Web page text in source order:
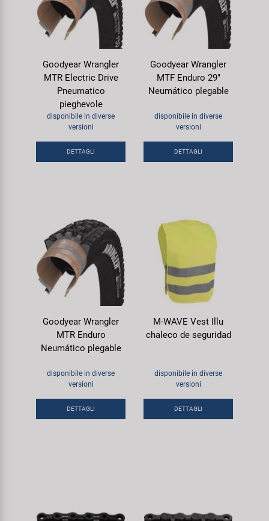
Goodyear Wrangler
MTR Electric Drive
Pneumatico
pieghevole
disponibile in diverse
versioni
DETTAGLI
Goodyear Wrangler
MTF Enduro 29"
Neumático plegable
disponibile in diverse
versioni
DETTAGLI
Goodyear Wrangler
MTR Enduro
Neumático plegable
disponibile in diverse
versioni
DETTAGLI
M-WAVE Vest Illu
chaleco de seguridad
disponibile in diverse
versioni
DETTAGLI